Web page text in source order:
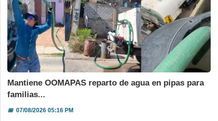
Mantiene OOMAPAS reparto de agua en pipas para
familias...
📅07/08/2026 05:16 PM